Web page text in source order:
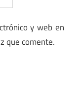
y web en
que comente.